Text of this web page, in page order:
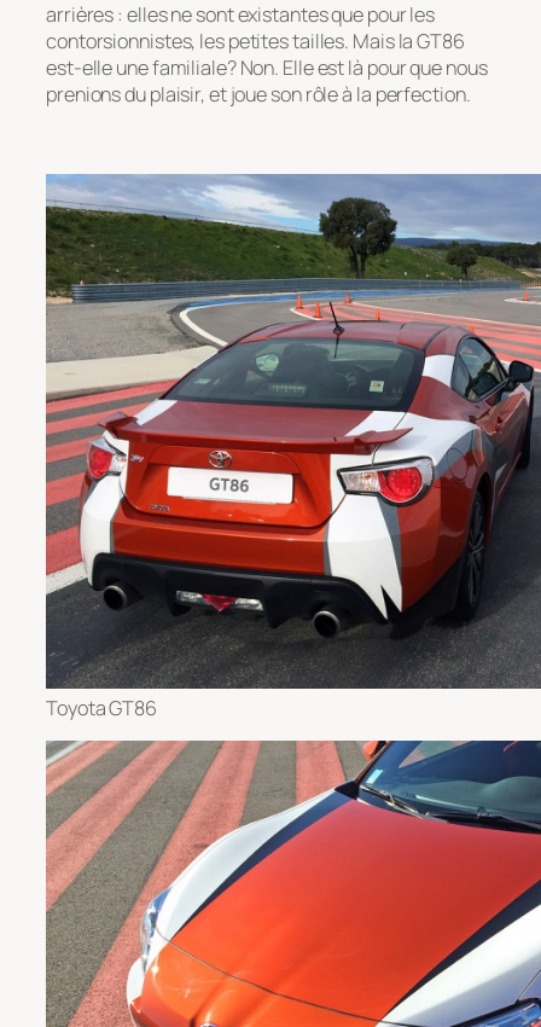
arrières : elles ne sont existantes que pour les
contorsionnistes, les petites tailles. Mais la GT86
est-elle une familiale? Non. Elle est là pour que nous
prenions du plaisir, et joue son rôle à la perfection.
Toyota GT86